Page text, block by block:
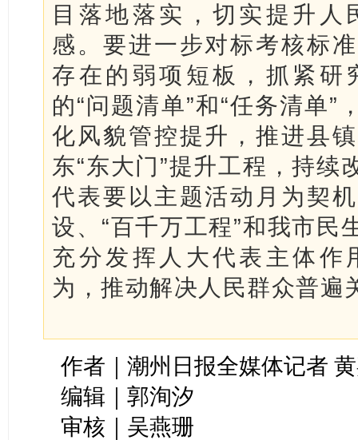
目落地落实，切实提升人
感。要进一步对标考核标
存在的弱项短板，抓紧研
的“问题清单”和“任务清单
化风貌管控提升，推进县
东“东大门”提升工程，持续
代表要以主题活动月为契
设、“百千万工程”和我市民
充分发挥人大代表主体作
为，推动解决人民群众普遍
作者｜潮州日报全媒体记者
编辑｜郭洵汐
审核｜吴燕珊